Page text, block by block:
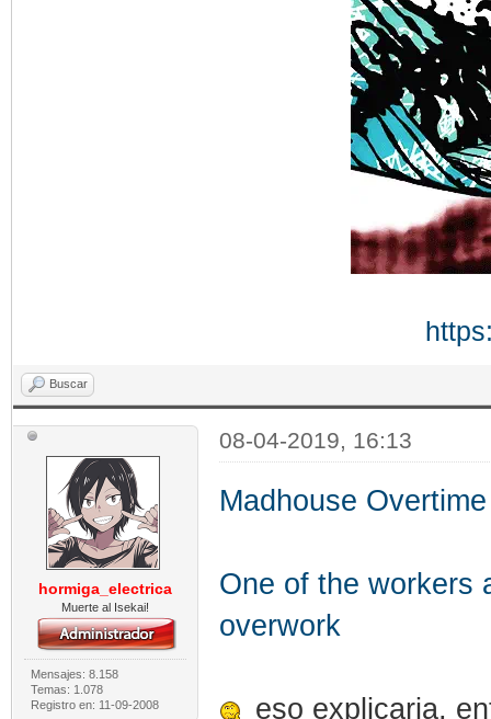
Buscar
hormiga_electrica
Muerte al Isekai!
Mensajes: 8.158
Temas: 1.078
Registro en: 11-09-2008
08-04-2019, 16:13
Madhouse
One of the workers
overwork
eso explicaria,